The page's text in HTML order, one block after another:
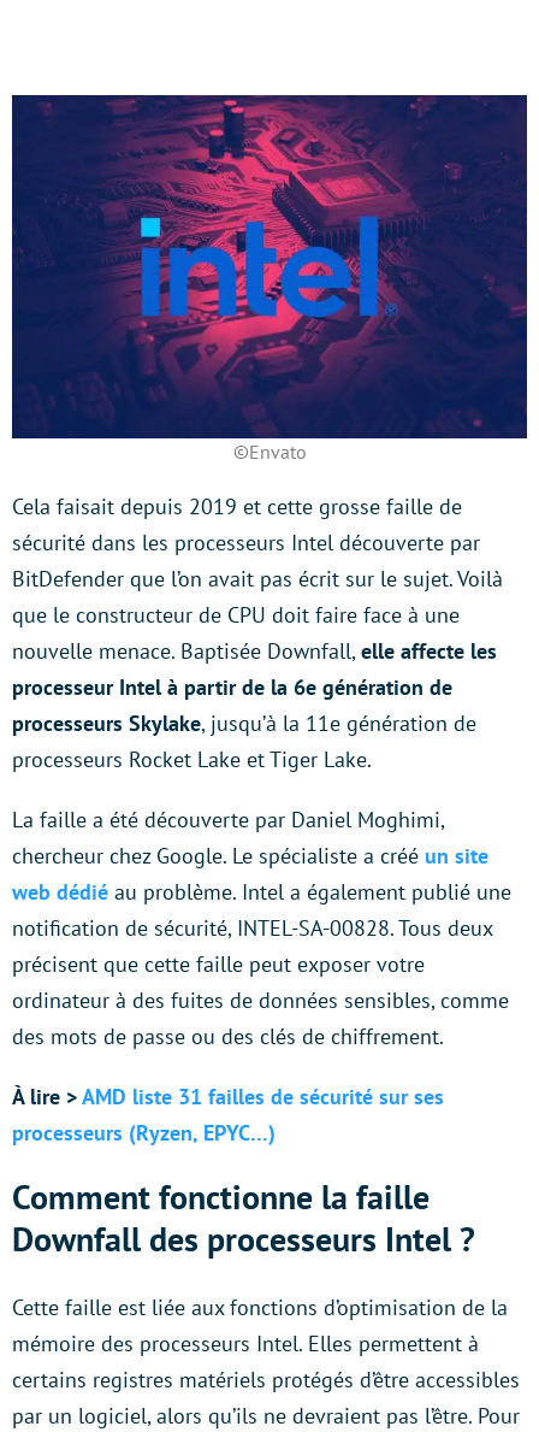
©Envato
Cela faisait depuis 2019 et cette grosse faille de
sécurité dans les processeurs Intel découverte par
BitDefender que l’on avait pas écrit sur le sujet. Voilà
que le constructeur de CPU doit faire face à une
nouvelle menace. Baptisée Downfall,elle affecte les
processeur Intel à partir de la 6e génération de
processeurs Skylake, jusqu’à la 11e génération de
processeurs Rocket Lake et Tiger Lake.
La faille a été découverte par Daniel Moghimi,
chercheur chez Google. Le spécialiste a créé un site
web dédié au problème. Intel a également publié une
notification de sécurité, INTEL-SA-00828. Tous deux
précisent que cette faille peut exposer votre
ordinateur à des fuites de données sensibles, comme
des mots de passe ou des clés de chiffrement.
À lire >AMD liste 31 failles de sécurité sur ses
processeurs (Ryzen, EPYC…)
Comment fonctionne la faille
Downfall des processeurs Intel ?
Cette faille est liée aux fonctions d’optimisation de la
mémoire des processeurs Intel. Elles permettent à
certains registres matériels protégés d’être accessibles
par un logiciel, alors qu’ils ne devraient pas l’être. Pour